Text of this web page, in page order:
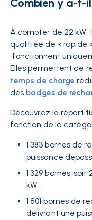
Combien y a-t-
À compter de 22
qualifiée de « rapide
fonctionnent
Elles permettent de
temps de charge
des badges de
Découvrez la
fonction de la
1 383 bornes de
puissance
1 329 bornes,
kW ;
1 801 bornes de
délivrant une